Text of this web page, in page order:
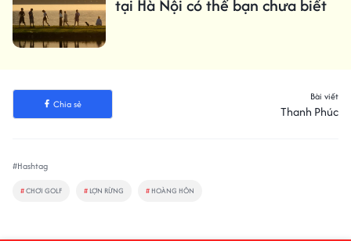
tại Hà Nội có thể bạn chưa biết
Chia sẻ
Bài viết
Thanh Phúc
#Hashtag
#CHƠI GOLF # LỢN RỪNG # HOÀNG HÔN